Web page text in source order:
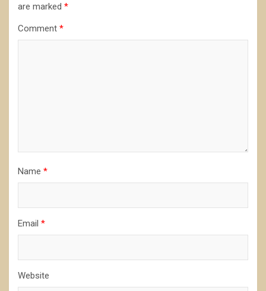
are marked *
Comment *
Name *
Email *
Website